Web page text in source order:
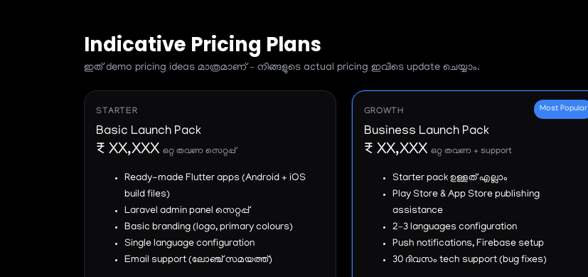
Indicative Pricing Plans
ഇത് demo pricing ideas മാത്രമാണ് – നിങ്ങളുടെ actual pricing ഇവിടെ update ചെയ്യാം.
STARTER
Basic Launch Pack
₹ XX,XXX ഒറ്റ തവണ സെറ്റപ്പ്
Ready-made Flutter apps (Android + iOS
build files)
Laravel admin panel സെറ്റപ്പ്
Basic branding (logo, primary colours)
Single language configuration
Email support (ലോഞ്ച്‌ സമയത്ത്)
Most Popular
GROWTH
Business Launch Pack
₹ XX,XXX ഒറ്റ തവണ + support
Starter pack ഉള്ളത് എല്ലാം
Play Store & App Store publishing
assistance
2–3 languages configuration
Push notifications, Firebase setup
30 ദിവസം tech support (bug fixes)